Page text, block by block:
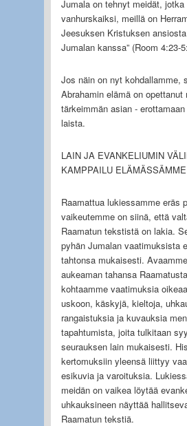
Jumala on tehnyt meidät,
vanhurskaiksi, meillä on
Jeesuksen Kristuksen
Jumalan kanssa” (Room 4:23-
Jos näin on nyt kohdallamme,
Abrahamin elämä on opettanut
tärkeimmän asian -
laista.
LAIN JA EVANKELIUMIN
KAMPPAILU ELÄMÄSSÄMME
Raamattua lukiessamme eräs
vaikeutemme on siinä, että
Raamatun tekstistä on lakia.
pyhän Jumalan vaatimuksista
tahtonsa mukaisesti.
aukeaman tahansa
kohtaamme vaatimuksia
uskoon, käskyjä, kieltoja,
rangaistuksia ja kuvauksia
tapahtumista, joita tulkitaan
seurauksen lain mukaisesti.
kertomuksiin yleensä liittyy
esikuvia ja varoituksia.
meidän on vaikea löytää
uhkauksineen näyttää
Raamatun tekstiä.